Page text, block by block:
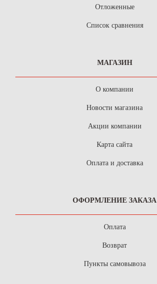
Отложенные
Список сравнения
МАГАЗИН
О компании
Новости магазина
Акции компании
Карта сайта
Оплата и доставка
ОФОРМЛЕНИЕ ЗАКАЗА
Оплата
Возврат
Пункты самовывоза